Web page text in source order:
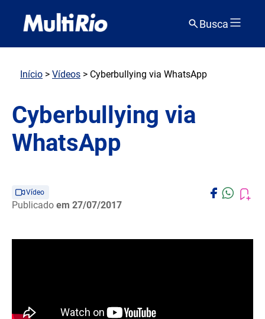
Busca
Início > Vídeos > Cyberbullying via WhatsApp
Cyberbullying via
WhatsApp
Vídeo
Publicado em 27/07/2017